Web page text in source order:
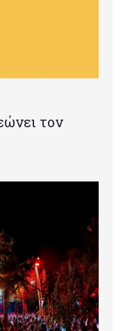
τον